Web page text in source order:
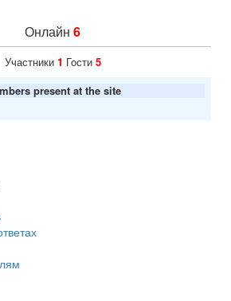
Онлайн 6
Участники 1 Гости 5
present at the site